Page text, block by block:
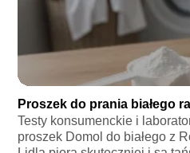
Proszek do prania białego
Testy konsumenckie i
proszek Domol do białego z